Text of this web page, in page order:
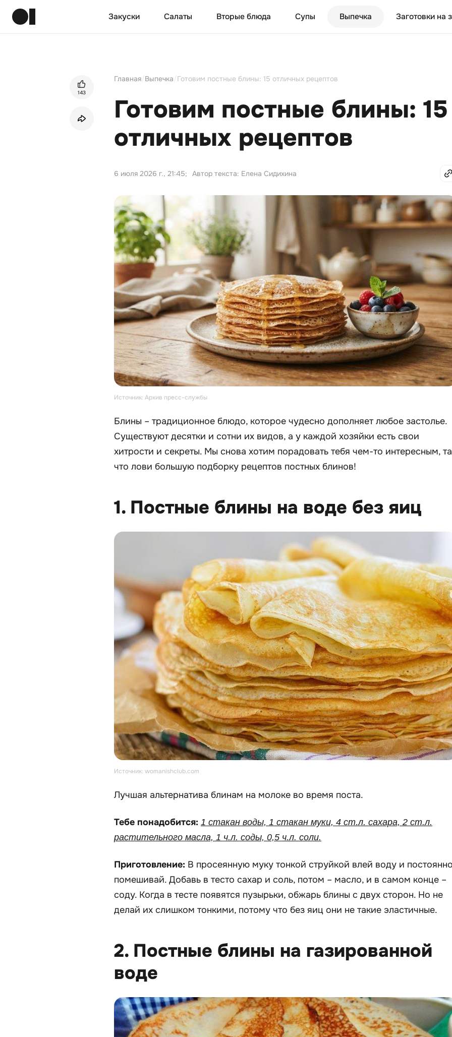
Закуски Салаты Вторые блюда Супы Выпечка Заготовки на
143
Главная Выпечка Готовим постные блины: 15 отличных рецептов
Готовим постные блины: 15
отличных рецептов
6 июля 2026 г., 21:45; Автор текста: Елена Сидихина
Источник: Архив пресс-службы
Блины – традиционное блюдо, которое чудесно дополняет любое застолье.
Существуют десятки и сотни их видов, а у каждой хозяйки есть свои
хитрости и секреты. Мы снова хотим порадовать тебя чем-то интересным,
что лови большую подборку рецептов постных блинов!
1. Постные блины на воде без яиц
Источник: womanishclub.com
Лучшая альтернатива блинам на молоке во время поста.
Тебе понадобится: 1 стакан воды, 1 стакан муки, 4 ст.л. сахара, 2 ст.л.
растительного масла, 1 ч.л. соды, 0,5 ч.л. соли.
Приготовление: В просеянную муку тонкой струйкой влей воду и
помешивай. Добавь в тесто сахар и соль, потом – масло, и в самом конце –
соду. Когда в тесте появятся пузырьки, обжарь блины с двух сторон. Но не
делай их слишком тонкими, потому что без яиц они не такие эластичные.
2. Постные блины на газированной
воде